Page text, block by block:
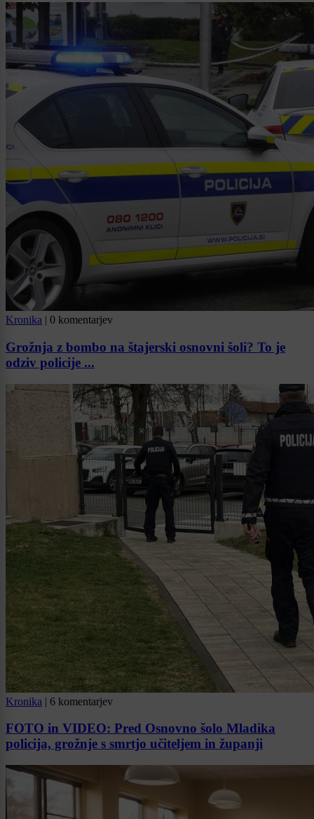
Kronika | 0 komentarjev
Grožnja z bombo na štajerski osnovni šoli? To je
odziv policije ...
Kronika | 6 komentarjev
FOTO in VIDEO: Pred Osnovno šolo Mladika
policija, grožnje s smrtjo učiteljem in županji